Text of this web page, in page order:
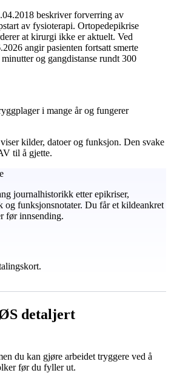
beskriver forverring av
av fysioterapi. Ortopedepikrise
at kirurgi ikke er aktuelt. Ved
angir pasienten fortsatt smerte
og gangdistanse rundt 300
i mange år og fungerer
kilder, datoer og funksjon. Den svake
til å gjette.
journalhistorikk etter epikriser,
og funksjonsnotater. Du får et kildeankret
før innsending.
detaljert
du kan gjøre arbeidet tryggere ved å
før du fyller ut.